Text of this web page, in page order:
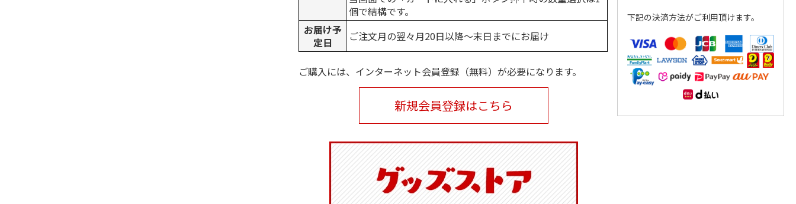
個で結構です。
お届け予
定日
ご注文月の翌々月20日以降～末日までにお届け
ご購入には、インターネット会員登録（無料）が必要になります。
新規会員登録はこちら
下記の決済方法がご利用頂けます。